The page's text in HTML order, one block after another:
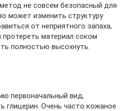
не совсем безопасный для
может изменить структуру
от неприятного запаха,
материал соком
полностью высохнуть.
первоначальный вид,
глицерин. Очень часто кожаное